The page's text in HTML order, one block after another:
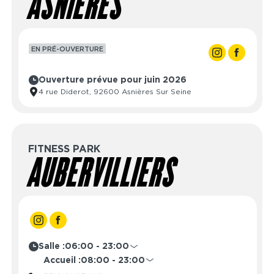
ASNIÈRES
EN PRÉ-OUVERTURE
Ouverture prévue pour juin 2026
4 rue Diderot, 92600 Asnières Sur Seine
FITNESS PARK
AUBERVILLIERS
Salle :06:00 - 23:00
Lundi
06:00 - 23:00
Mardi
Accueil :08:00 - 23:00